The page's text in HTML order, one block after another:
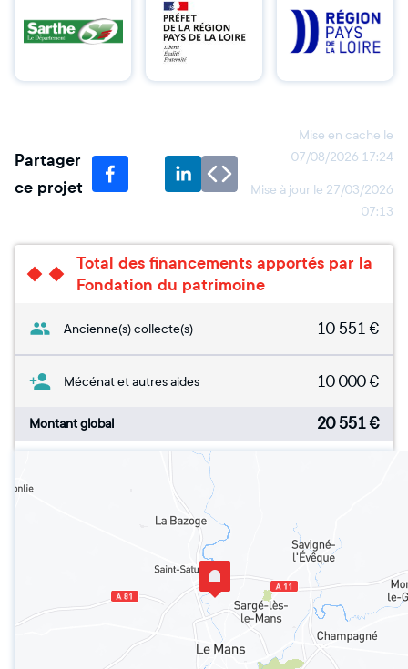
Partager
ce projet
Mise en cache le
07/08/2026 17:24
Mise à jour le 27/03/2026
07:13
Total des financements apportés par la
Fondation du patrimoine
Ancienne(s) collecte(s) 10 551 €
Mécénat et autres aides 10 000€
Montant global 20 551€